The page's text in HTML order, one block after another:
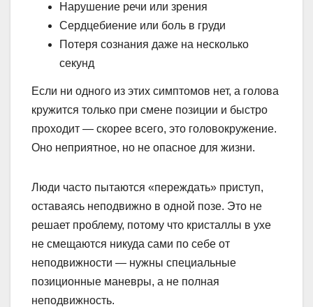
Нарушение речи или зрения
Сердцебиение или боль в груди
Потеря сознания даже на несколько
секунд
Если ни одного из этих симптомов нет, а голова
кружится только при смене позиции и быстро
проходит — скорее всего, это головокружение.
Оно неприятное, но не опасное для жизни.
Люди часто пытаются «переждать» приступ,
оставаясь неподвижно в одной позе. Это не
решает проблему, потому что кристаллы в ухе
не смещаются никуда сами по себе от
неподвижности — нужны специальные
позиционные маневры, а не полная
неподвижность.